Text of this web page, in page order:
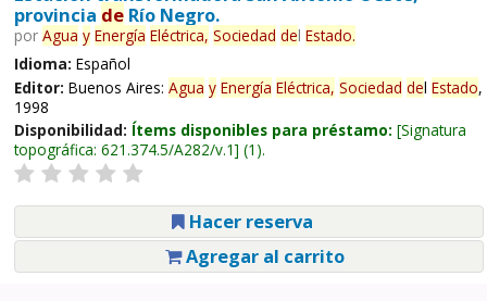
provincia deRío Negro.
por Agua y Energía Eléctrica, Sociedad del Estado.
Idioma: Español
Editor: Buenos Aires: Agua y Energía Eléctrica, Sociedad del Estado,
1998
Disponibilidad: Ítems disponibles para préstamo: Signatura
topográfica: 621.374.5/A282/v.1 (1).
Hacer reserva
Agregar al carrito